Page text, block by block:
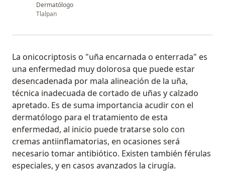
Dermatólogo
Tlalpan
La onicocriptosis o "uña encarnada o enterrada" es
una enfermedad muy dolorosa que puede estar
desencadenada por mala alineación de la uña,
técnica inadecuada de cortado de uñas y calzado
apretado. Es de suma importancia acudir con el
dermatólogo para el tratamiento de esta
enfermedad, al inicio puede tratarse solo con
cremas antiinflamatorias, en ocasiones será
necesario tomar antibiótico. Existen también férulas
especiales, y en casos avanzados la cirugía.